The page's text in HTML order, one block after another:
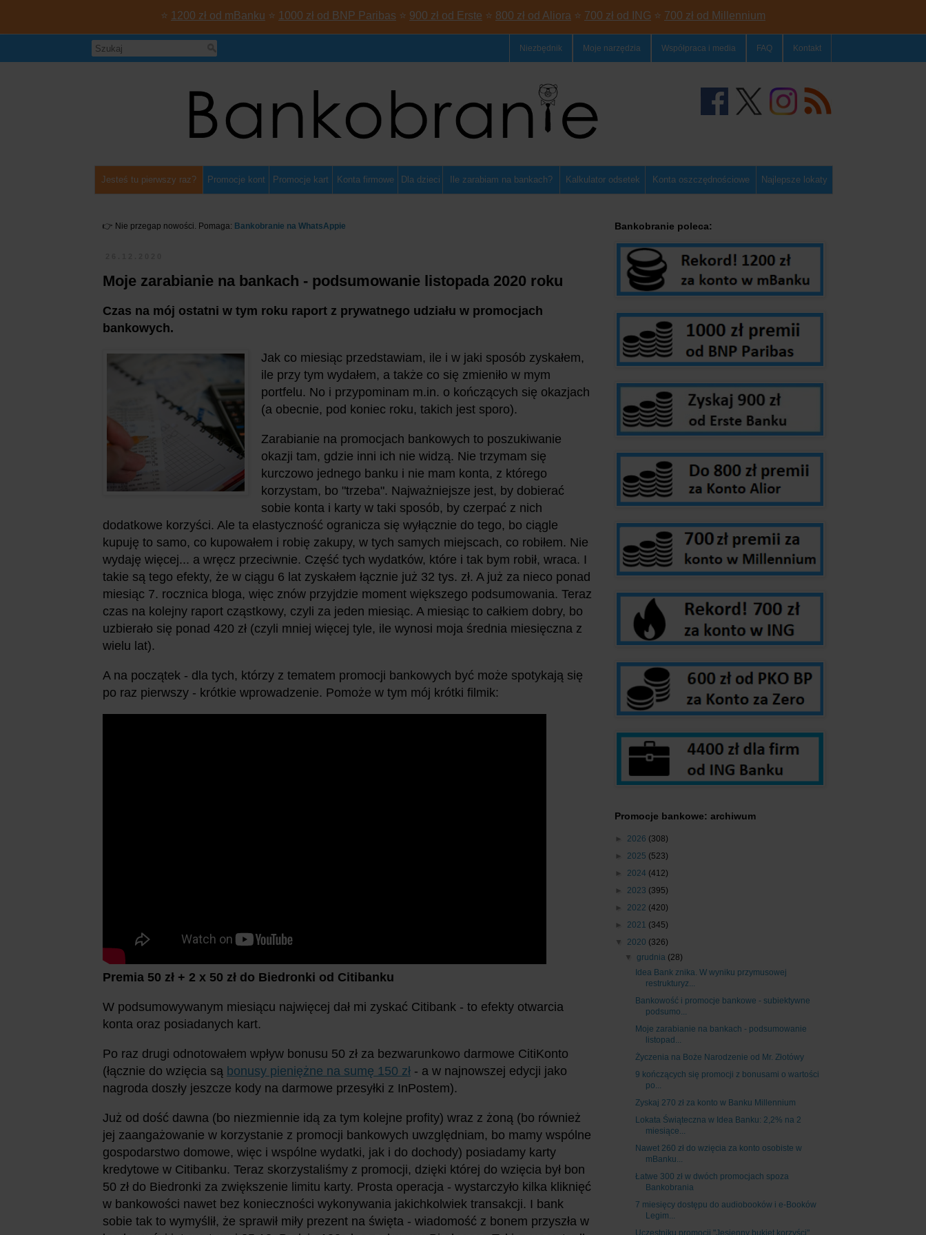
⭐ 1200 zł od mBanku ⭐ 1000 zł od BNP Paribas ⭐ 900 zł od Erste ⭐ 800 zł od Aliora ⭐ 700 zł od ING ⭐ 700 zł od Millennium
Niezbędnik Moje narzędzia Współpraca i media FAQ Kontakt
Jesteś tu pierwszy raz? Promocje kont Promocje kart Konta firmowe Dla dzieci Ile zarabiam na bankach? Kalkulator odsetek Konta oszczędnościowe Najlepsze lokaty
👉 Nie przegap nowości. Pomaga: Bankobranie na WhatsAppie
Moje zarabianie na bankach - podsumowanie listopada 2020 roku
Czas na mój ostatni w tym roku raport z prywatnego udziału w promocjach
bankowych.
Jak co miesiąc przedstawiam, ile i w jaki sposób zyskałem,
ile przy tym wydałem, a także co się zmieniło w mym
portfelu. No i przypominam m.in. o kończących się okazjach
(a obecnie, pod koniec roku, takich jest sporo).
Zarabianie na promocjach bankowych to poszukiwanie
okazji tam, gdzie inni ich nie widzą. Nie trzymam się
kurczowo jednego banku i nie mam konta, z którego
korzystam, bo "trzeba". Najważniejsze jest, by dobierać
sobie konta i karty w taki sposób, by czerpać z nich
dodatkowe korzyści. Ale ta elastyczność ogranicza się wyłącznie do tego, bo ciągle
kupuję to samo, co kupowałem i robię zakupy, w tych samych miejscach, co robiłem. Nie
wydaję więcej... a wręcz przeciwnie. Część tych wydatków, które i tak bym robił, wraca. I
takie są tego efekty, że w ciągu 6 lat zyskałem łącznie już 32 tys. zł. A już za nieco ponad
miesiąc 7. rocznica bloga, więc znów przyjdzie moment większego podsumowania. Teraz
czas na kolejny raport cząstkowy, czyli za jeden miesiąc. A miesiąc to całkiem dobry, bo
uzbierało się ponad 420 zł (czyli mniej więcej tyle, ile wynosi moja średnia miesięczna z
wielu lat).
A na początek - dla tych, którzy z tematem promocji bankowych być może spotykają się
po raz pierwszy - krótkie wprowadzenie. Pomoże w tym mój krótki filmik:
Premia 50 zł + 2 x 50 zł do Biedronki od Citibanku
W podsumowywanym miesiącu najwięcej dał mi zyskać Citibank - to efekty otwarcia
konta oraz posiadanych kart.
Po raz drugi odnotowałem wpływ bonusu 50 zł za bezwarunkowo darmowe CitiKonto
(łącznie do wzięcia są bonusy pieniężne na sumę 150 zł - a w najnowszej edycji jako
nagroda doszły jeszcze kody na darmowe przesyłki z InPostem).
Już od dość dawna (bo niezmiennie idą za tym kolejne profity) wraz z żoną (bo również
jej zaangażowanie w korzystanie z promocji bankowych uwzględniam, bo mamy wspólne
gospodarstwo domowe, więc i wspólne wydatki, jak i do dochody) posiadamy karty
kredytowe w Citibanku. Teraz skorzystaliśmy z promocji, dzięki której do wzięcia był bon
50 zł do Biedronki za zwiększenie limitu karty. Prosta operacja - wystarczyło kilka kliknięć
w bankowości nawet bez konieczności wykonywania jakichkolwiek transakcji. I bank
sobie tak to wymyślił, że sprawił miły prezent na święta - wiadomość z bonem przyszła w
Bankobranie poleca:
Promocje bankowe: archiwum
► 2026 (308)
► 2025 (523)
► 2024 (412)
► 2023 (395)
► 2022 (420)
► 2021 (345)
▼ 2020 (326)
▼grudnia (28)
Idea Bank znika. W wyniku przymusowej
restrukturyz...
Bankowość i promocje bankowe - subiektywne
podsumo...
Moje zarabianie na bankach - podsumowanie
listopad...
Życzenia na Boże Narodzenie od Mr. Złotówy
9 kończących się promocji z bonusami o wartości
po...
Zyskaj 270 zł za konto w Banku Millennium
Lokata Świąteczna w Idea Banku: 2,2% na 2
miesiące...
Nawet 260 zł do wzięcia za konto osobiste w
mBanku...
Łatwe 300 zł w dwóch promocjach spoza
Bankobrania
7 miesięcy dostępu do audiobooków i e-Booków
Legim...